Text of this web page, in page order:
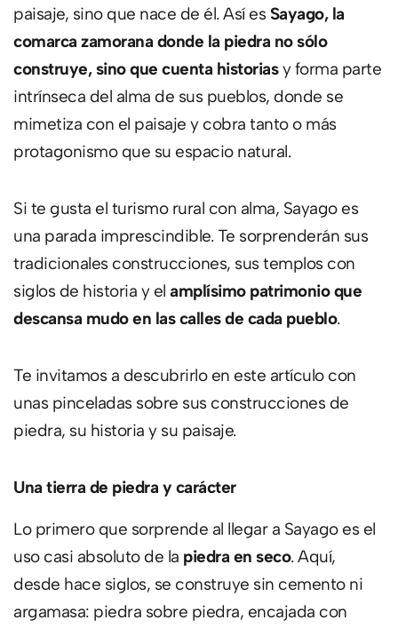
paisaje, sino que nace de él. Así es Sayago, la
comarca zamorana donde la piedra no sólo
construye, sino que cuenta historiasy forma parte
intrínseca del alma de sus pueblos, donde se
mimetiza con el paisaje y cobra tanto o más
protagonismo que su espacio natural.
Si te gusta el turismo rural con alma, Sayago es
una parada imprescindible. Te sorprenderán sus
tradicionales construcciones, sus templos con
siglos de historia y el amplísimo patrimonio que
descansa mudo en las calles de cada pueblo.
Te invitamos a descubrirlo en este artículo con
unas pinceladas sobre sus construcciones de
piedra, su historia y su paisaje.
Una tierra de piedra y carácter
Lo primero que sorprende al llegar a Sayago es el
uso casi absoluto de la piedra en seco. Aquí,
desde hace siglos, se construye sin cemento ni
argamasa: piedra sobre piedra, encajada con